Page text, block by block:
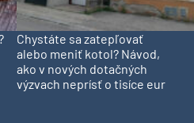
Chystáte sa zatepľovať
alebo meniť kotol? Návod,
ako v nových dotačných
výzvach neprísť o tisíce eur